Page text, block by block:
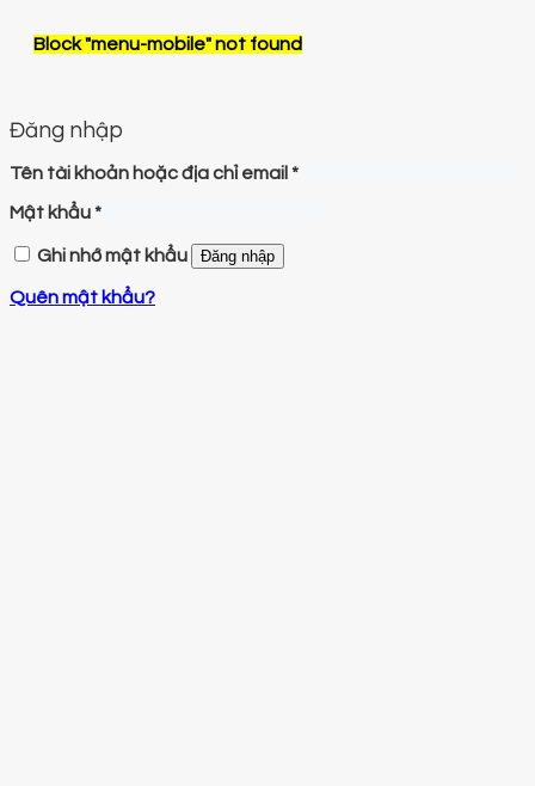
Block"menu-mobile"not found
Đăng nhập
Tên tài khoản hoặc địa chỉ email *
Mật khẩu*
Ghi nhớ mật khẩu Đăng nhập
Quên mật khẩu?